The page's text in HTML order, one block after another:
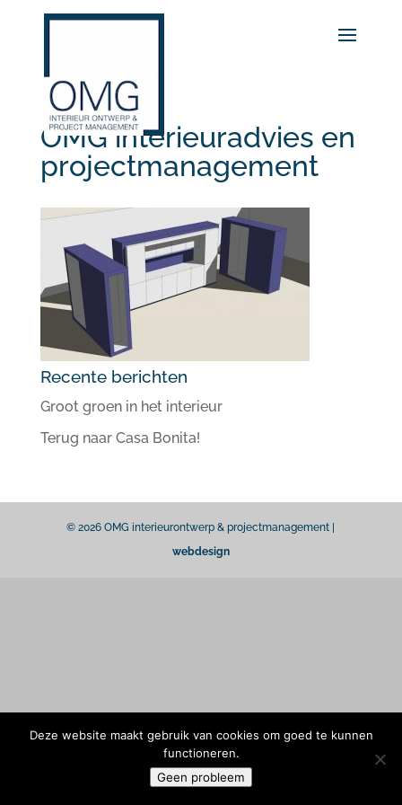
OMG interieuradvies en
projectmanagement
Recente berichten
Groot groen in het interieur
Terug naar Casa Bonita!
© 2026 OMG interieurontwerp & projectmanagement |
webdesign
Deze website maakt gebruik van cookies om goed te kunnen
functioneren.
Geen probleem